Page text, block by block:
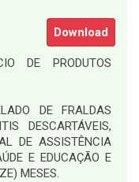
Download
DE PRODUTOS
DE FRALDAS
DESCARTÁVEIS,
DE ASSISTÊNCIA
E EDUCAÇÃO E
MESES.